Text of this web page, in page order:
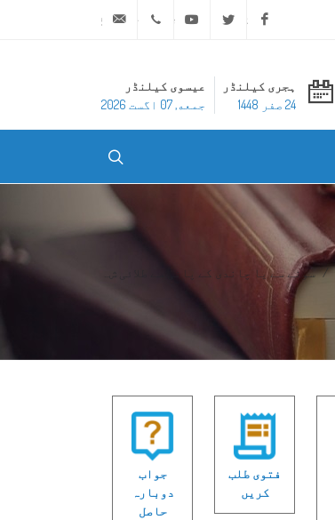
Facebook
Twitter
Youtube
ہجری کیلنڈر
24 صفر 1448
عیسوی کیلنڈر
جمعه, 07 اگست 2026
سونے سے یا چاندی کے پانی سے طلائی ش...
فتوی طلب
کریں
جواب
دوبارہ
حاصل